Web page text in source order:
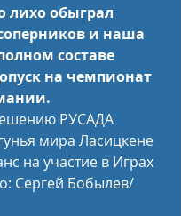
лихо обыграл
и наша
составе
на чемпионат
РУСАДА
мира Ласицкене
на участие в Играх
Сергей Бобылев/